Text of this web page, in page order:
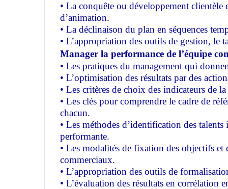
• La conquête ou développement
d’animation.
• La déclinaison du plan en séquences
• L’appropriation des outils de gestion, le
Manager la performance de l’équipe
• Les pratiques du management qui
• L’optimisation des résultats par des
• Les critères de choix des indicateurs de
• Les clés pour comprendre le cadre de
chacun.
• Les méthodes d’identification des
performante.
• Les modalités de fixation des objectifs et
commerciaux.
• L’appropriation des outils de
• L’évaluation des résultats en corrélation